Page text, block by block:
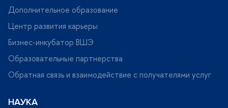
Дополнительное образование
Центр развития карьеры
Бизнес-инкубатор ВШЭ
Образовательные партнерства
Обратная связь и взаимодействие с получателями услу
НАУКА